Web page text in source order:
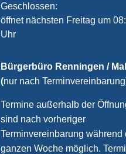
Klicken, um weitere
Geschlossen:
öffnet nächsten Freitag um
Uhr
Bürgerbüro Renningen /
(nur nach
Termine außerhalb der
sind nach vorheriger
Terminvereinbarung während
ganzen Woche möglich.